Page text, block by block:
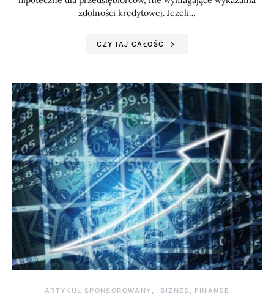
zdolności kredytowej. Jeżeli…
CZYTAJ CAŁOŚĆ
ARTYKUŁ SPONSOROWANY BIZNES, FINANSE